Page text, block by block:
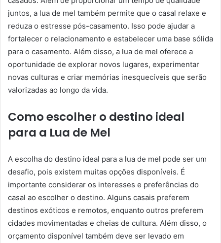
juntos, a lua de mel também permite que o casal relaxe e
reduza o estresse pós-casamento. Isso pode ajudar a
fortalecer o relacionamento e estabelecer uma base sólida
para o casamento. Além disso, a lua de mel oferece a
oportunidade de explorar novos lugares, experimentar
novas culturas e criar memórias inesquecíveis que serão
valorizadas ao longo da vida.
Como escolher o destino ideal
para a Lua de Mel
A escolha do destino ideal para a lua de mel pode ser um
desafio, pois existem muitas opções disponíveis. É
importante considerar os interesses e preferências do
casal ao escolher o destino. Alguns casais preferem
destinos exóticos e remotos, enquanto outros preferem
cidades movimentadas e cheias de cultura. Além disso, o
orçamento disponível também deve ser levado em